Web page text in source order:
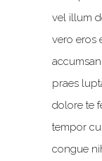
vel illum
vero eros
praes
dolore te
tempor
congue